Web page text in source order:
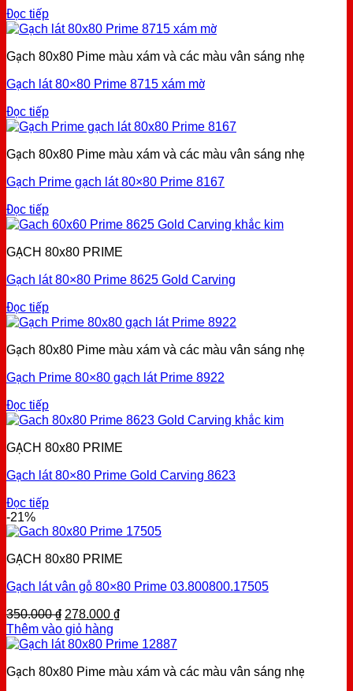
Đọc tiếp
Gạch 80x80 Pime màu xám và các màu vân sáng nhẹ
Gạch lát 80×80 Prime 8715 xám mờ
Đọc tiếp
Gạch 80x80 Pime màu xám và các màu vân sáng nhẹ
Gạch Prime gạch lát 80×80 Prime 8167
Đọc tiếp
GẠCH 80x80 PRIME
Gạch lát 80×80 Prime 8625 Gold Carving
Đọc tiếp
Gạch 80x80 Pime màu xám và các màu vân sáng nhẹ
Gạch Prime 80×80 gạch lát Prime 8922
Đọc tiếp
GẠCH 80x80 PRIME
Gạch lát 80×80 Prime Gold Carving 8623
Đọc tiếp
-21%
GẠCH 80x80 PRIME
Gạch lát vân gỗ 80×80 Prime 03.800800.17505
350.000₫ Original
price
was:
278.000 ₫Current
is:
Thêm vào giỏ hàng
Gạch 80x80 Pime màu xám và các màu vân sáng nhẹ